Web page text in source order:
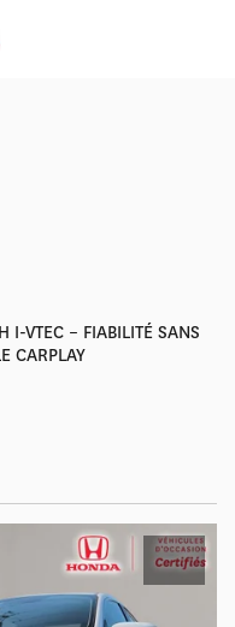
I-VTEC – FIABILITÉ SANS
CARPLAY